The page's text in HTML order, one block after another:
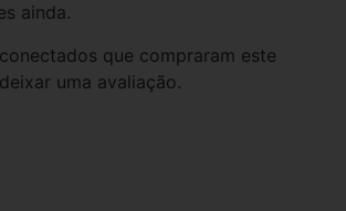
ainda.
que compraram este
uma avaliação.